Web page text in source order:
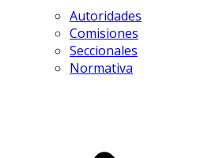
Autoridades
Comisiones
Seccionales
Normativa